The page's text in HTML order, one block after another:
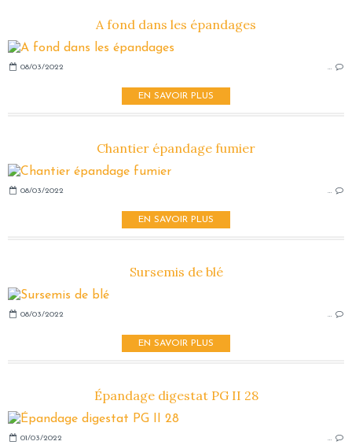
A fond dans les épandages
08/03/2022 …
EN SAVOIR PLUS
Chantier épandage fumier
08/03/2022 …
EN SAVOIR PLUS
Sursemis de blé
08/03/2022 …
EN SAVOIR PLUS
Épandage digestat PG II 28
01/03/2022 …